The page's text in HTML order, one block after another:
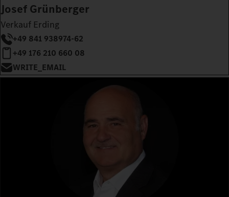
Josef Grünberger
Verkauf Erding
+49 841 938974-62
+49 176 210 660 08
WRITE_EMAIL